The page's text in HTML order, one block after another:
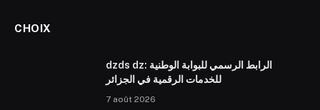
CHOIX
dzds dz: الرابط الرسمي للبوابة الوطنية
للخدمات الرقمية في الجزائر
7 août 2026